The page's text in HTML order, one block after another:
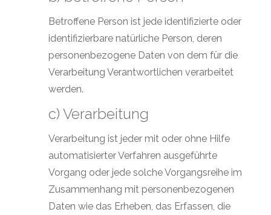
Betroffene Person ist jede identifizierte oder
identifizierbare natürliche Person, deren
personenbezogene Daten von dem für die
Verarbeitung Verantwortlichen verarbeitet
werden.
c) Verarbeitung
Verarbeitung ist jeder mit oder ohne Hilfe
automatisierter Verfahren ausgeführte
Vorgang oder jede solche Vorgangsreihe im
Zusammenhang mit personenbezogenen
Daten wie das Erheben, das Erfassen, die